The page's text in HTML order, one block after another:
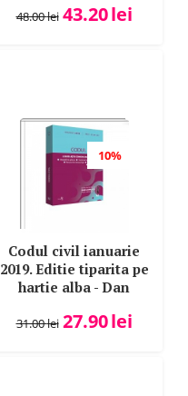
Cultural-Stiintifice
48.00lei 43.20lei
10%
Codul civil ianuarie
2019. Editie tiparita pe
hartie alba - Dan
31.00lei 27.90lei